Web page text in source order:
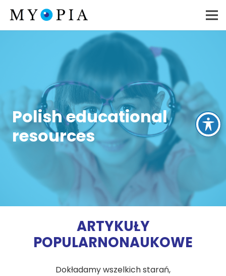
Polish educational
resources
ARTYKUŁY
POPULARNONAUKOWE
Dokładamy wszelkich starań,